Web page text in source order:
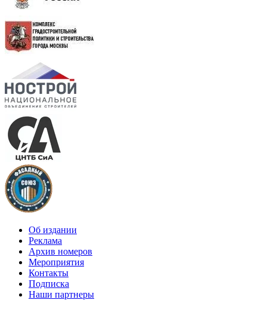
Об издании
Реклама
Архив номеров
Мероприятия
Контакты
Подписка
Наши партнеры